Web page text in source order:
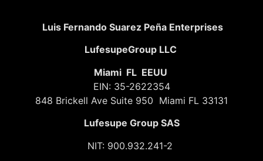
Luis Fernando Suarez Peña Enterprises
LufesupeGroup LLC
Miami FL EEUU
EIN: 35-2622354
848 Brickell Ave Suite 950 Miami FL 33131
Lufesupe Group SAS
NIT: 900.932.241-2